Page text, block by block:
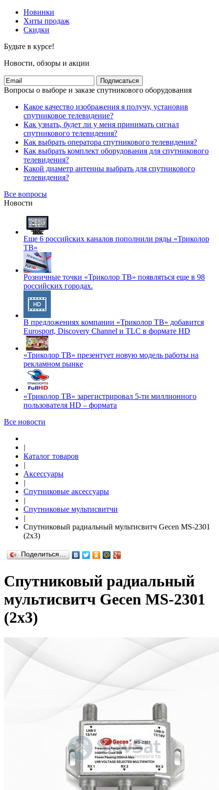
Новинки
Хиты продаж
Скидки
Будьте в курсе!
Новости, обзоры и акции
Подписаться
Вопросы о выборе и заказе спутникового оборудования
Какое качество изображения я получу, установив
спутниковое телевидение?
Как узнать, будет ли у меня принимать сигнал
спутникового телевидения?
Как выбрать оператора спутникового телевидения?
Как выбрать комплект оборудования для спутникового
телевидения?
Какой диаметр антенны выбрать для спутникового
телевидения?
Все вопросы
Новости
Еще 6 российских каналов пополнили ряды «Триколор
ТВ»
Розничные точки «Триколор ТВ» появляться еще в 98
российских городах.
В предложениях компании «Триколор ТВ» добавится
Eurosport, Discovery Channel и TLC в формате HD
«Триколор ТВ» презентует новую модель работы на
рекламном рынке
«Триколор ТВ» зарегистрировал 5-ти миллионного
пользователя HD – формата
Все новости
|
Каталог товаров
|
Аксессуары
|
Спутниковые аксессуары
|
Спутниковые мультисвитчи
|
Спутниковый радиальный мультисвитч Gecen MS-2301
(2x3)
Поделиться…
Спутниковый радиальный
мультисвитч Gecen MS-2301
(2x3)